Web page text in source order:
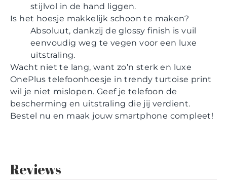
stijlvol in de hand liggen.
Is het hoesje makkelijk schoon te maken?
Absoluut, dankzij de glossy finish is vuil
eenvoudig weg te vegen voor een luxe
uitstraling.
Wacht niet te lang, want zo’n sterk en luxe
OnePlus telefoonhoesje in trendy turtoise print
wil je niet mislopen. Geef je telefoon de
bescherming en uitstraling die jij verdient.
Bestel nu en maak jouw smartphone compleet!
Reviews